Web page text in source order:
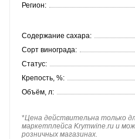
Регион:
Содержание сахара:
Сорт винограда:
Статус:
Крепость, %:
Объём, л:
*Цена действительна только
маркетплейса Krymwine.ru и
розничных магазинах.